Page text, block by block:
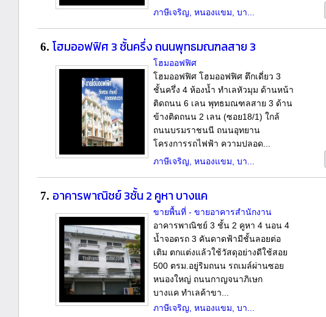
ภาษีเจริญ, หนองแขม, บา...
6. โฮมออฟฟิศ 3 ชั้นครึ่ง ถนนพุทธมณฑลสาย 3
โฮมออฟฟิศ
โฮมออฟฟิศ โฮมออฟฟิศ ตึกเดี่ยว 3
ชั้นครึ่ง 4 ห้องน้ำ ทำเลหัวมุม ด้านหน้า
ติดถนน 6 เลน พุทธมณฑลสาย 3 ด้าน
ข้างติดถนน 2 เลน (ซอย18/1) ใกล้
ถนนบรมราชนนี ถนนอุทยาน
โครงการรถไฟฟ้า ความปลอด...
ภาษีเจริญ, หนองแขม, บา...
7. อาคารพาณิชย์ 3ชั้น 2 คูหา บางแค
ขายพื้นที่ - ขายอาคารสำนักงาน
อาคารพาณิชย์ 3 ชั้น 2 คูหา 4 นอน 4
น้ำจอดรถ 3 คันดาดฟ้ามีชั้นลอยต่อ
เติม ตกแต่งแล้วใช้วัสดุอย่างดีใช้สอย
500 ตรม.อยู่ริมถนน รถเมล์ผ่านซอย
หนองใหญ่ ถนนกาญจนาภิเษก
บางแค ทำเลค้าขา...
ภาษีเจริญ, หนองแขม, บา...